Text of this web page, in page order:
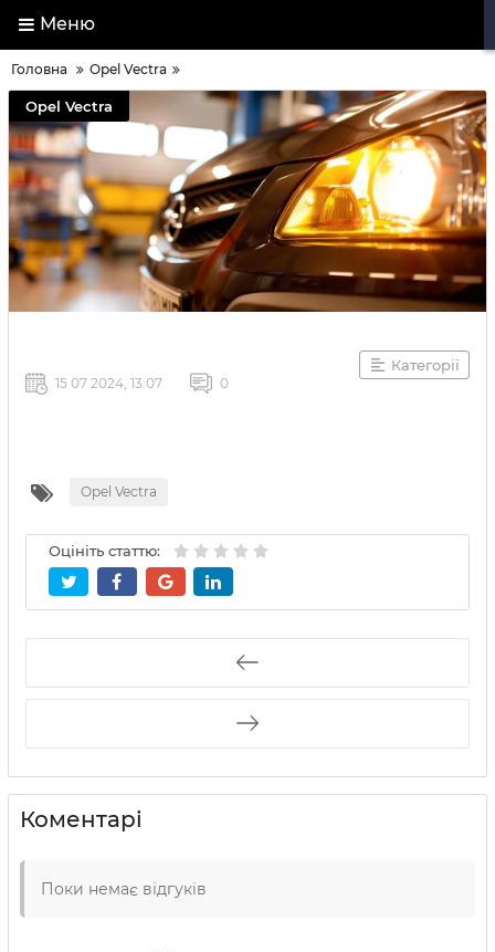
Меню
Головна Opel Vectra
Opel Vectra
Категорії
15 07 2024, 13:07 0
Opel Vectra
Оцініть статтю:
Коментарі
Поки немає відгуків